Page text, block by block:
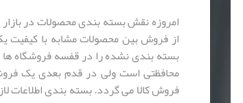
امروزه نقش بسته بندی محصولات در
از فروش بین محصولات مشابه با کیفیت
بسته بندی نشده را در قفسه فروشگاه
محافظتی است ولی در قدم بعدی یک
فروش کالا می گردد. بسته بندی اطلاعات